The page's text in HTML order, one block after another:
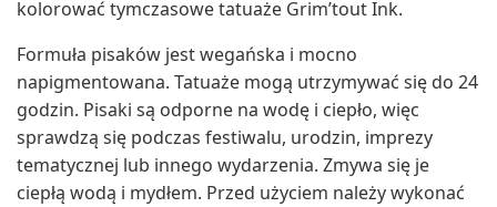
kolorować tymczasowe tatuaże Grim’tout Ink.
Formuła pisaków jest wegańska i mocno
napigmentowana. Tatuaże mogą utrzymywać się do 24
godzin. Pisaki są odporne na wodę i ciepło, więc
sprawdzą się podczas festiwalu, urodzin, imprezy
tematycznej lub innego wydarzenia. Zmywa się je
ciepłą wodą i mydłem. Przed użyciem należy wykonać